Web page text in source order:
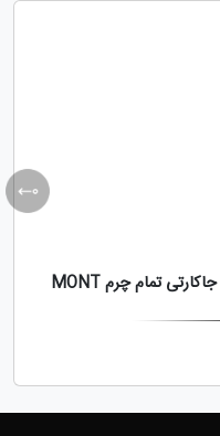
ست 3 عددی کیف پول و کیف عابر و جاکارتی تمام چرم MONT